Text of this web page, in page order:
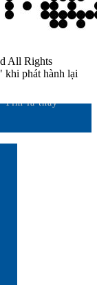
All Rights
khi phát hành lại
Tìm là thấy